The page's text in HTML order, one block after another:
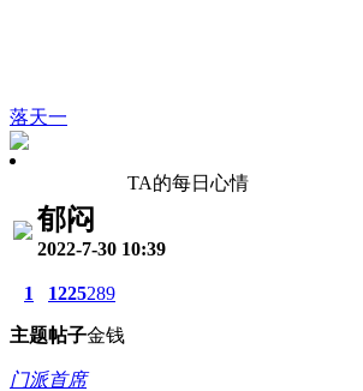
落天一
TA的每日心情
郁闷
2022-7-30 10:39
1
主题
1225
帖子
289
金钱
门派首席